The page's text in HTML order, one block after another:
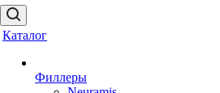
Каталог
Филлеры